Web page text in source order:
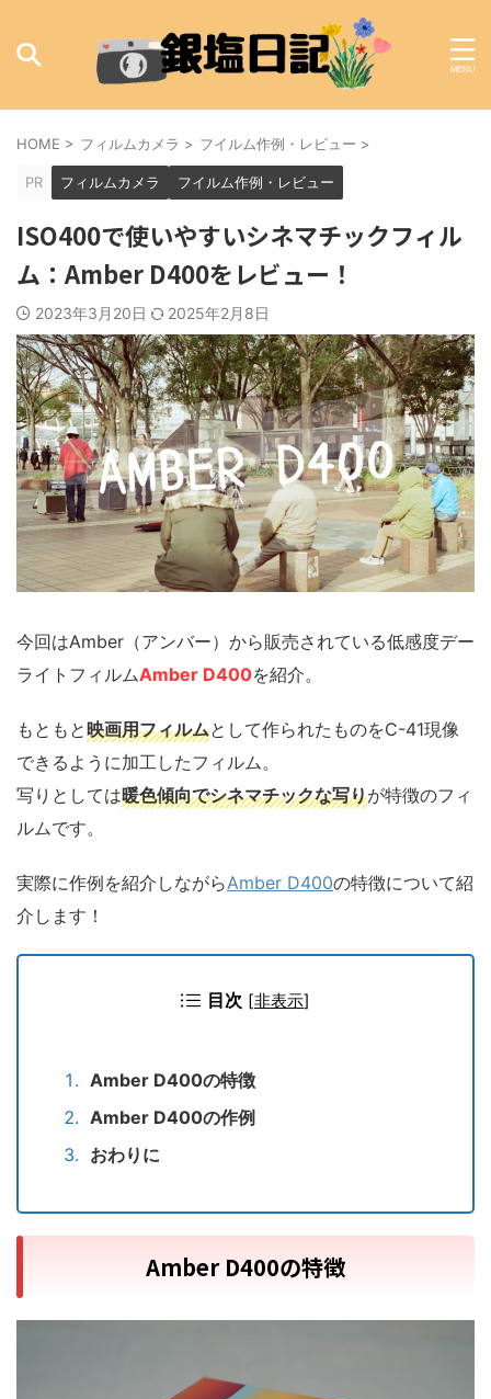
HOME > フィルムカメラ > フイルム作例・レビュー >
PR フィルムカメラ フイルム作例・レビュー
ISO400で使いやすいシネマチックフィル
ム：Amber D400をレビュー！
2023年3月20日 2025年2月8日
今回はAmber（アンバー）から販売されている低感度デー
ライトフィルムAmber D400を紹介。
もともと映画用フィルムとして作られたものをC-41現像
できるように加工したフィルム。
写りとしては暖色傾向でシネマチックな写りが特徴のフィ
ルムです。
実際に作例を紹介しながらAmber D400の特徴について紹
介します！
目次 [非表示]
Amber D400の特徴
Amber D400の作例
おわりに
Amber D400の特徴